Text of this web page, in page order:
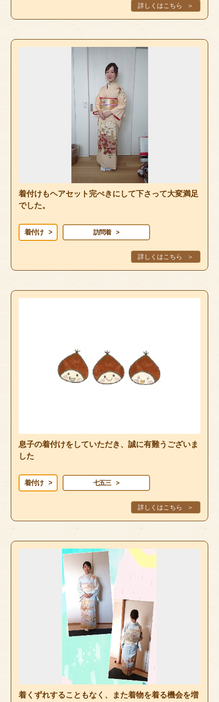
詳しくはこちら
着付けもヘアセット完ぺきにして下さって大変満足
でした。
着付け 訪問着
詳しくはこちら
息子の着付けをしていただき、誠に有難うございま
した
着付け 七五三
詳しくはこちら
着くずれすることもなく、また着物を着る機会を増